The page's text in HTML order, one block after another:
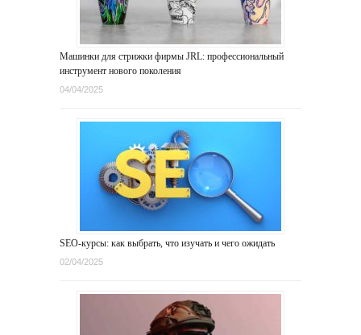
Машинки для стрижки фирмы JRL: профессиональный
инструмент нового поколения
04/04/2025
SEO-курсы: как выбрать, что изучать и чего ожидать
02/04/2025